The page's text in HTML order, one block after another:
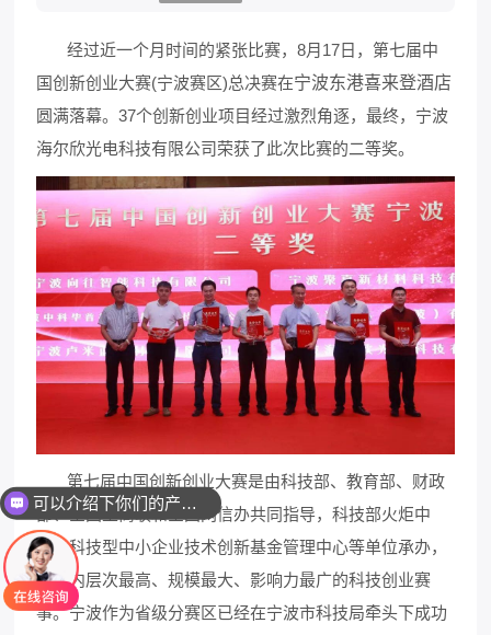
经过近一个月时间的紧张比赛，8月17日，第七届中
国创新创业大赛(宁波赛区)总决赛在宁波东港喜来登酒店
圆满落幕。37个创新创业项目经过激烈角逐，最终，宁波
海尔欣光电科技有限公司荣获了此次比赛的二等奖。
第七届中国创新创业大赛是由科技部、教育部、财政
部、全国工商联和全国网信办共同指导，科技部火炬中
心、科技型中小企业技术创新基金管理中心等单位承办，
是国内层次最高、规模最大、影响力最广的科技创业赛
事。宁波作为省级分赛区已经在宁波市科技局牵头下成功
可以介绍下你们的产品么